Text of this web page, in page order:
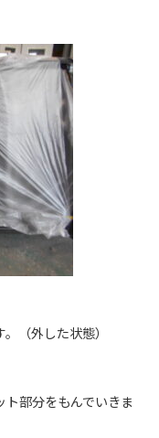
（外した状態）
部分をもんでいきま